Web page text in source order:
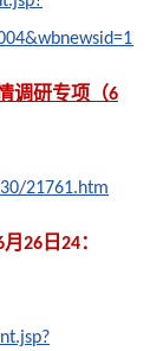
调研专项（6
21761.htm
月26日24：